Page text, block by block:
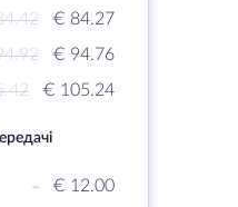
€ 84.27
€ 94.76
€ 105.24
-
€ 12.00